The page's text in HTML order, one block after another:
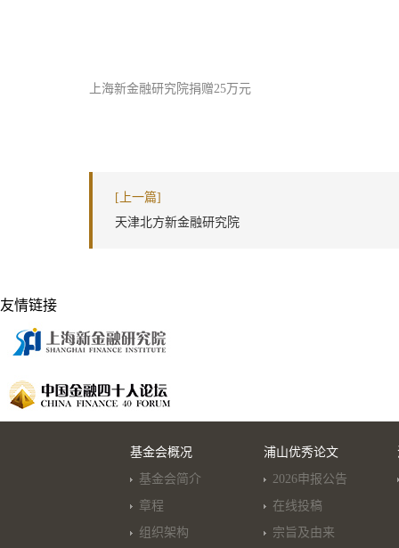
上海新金融研究院捐赠25万元
[上一篇]
天津北方新金融研究院
友情链接
基金会概况
基金会简介
章程
组织架构
浦山优秀论文
2026申报公告
在线投稿
宗旨及由来